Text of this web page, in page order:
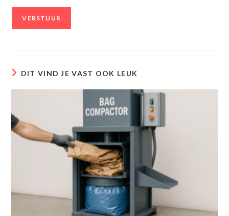
DIT VIND JE VAST OOK LEUK